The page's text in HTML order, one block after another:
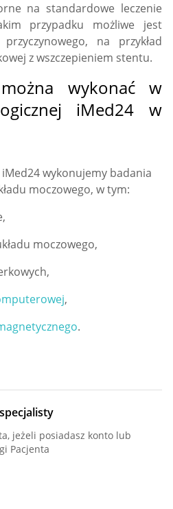
na standardowe leczenie
przypadku możliwe jest
na przykład
z wszczepieniem stentu.
wykonać w
iMed24 w
wykonujemy badania
moczowego, w tym:
moczowego,
,
.
jeżeli posiadasz konto lub
Pacjenta